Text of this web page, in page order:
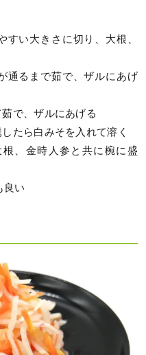
すい大きさに切り、大根、
通るまで茹で、ザルにあげ
で、ザルにあげる
たら白みそを入れて溶く
、金時人参と共に椀に盛
良い